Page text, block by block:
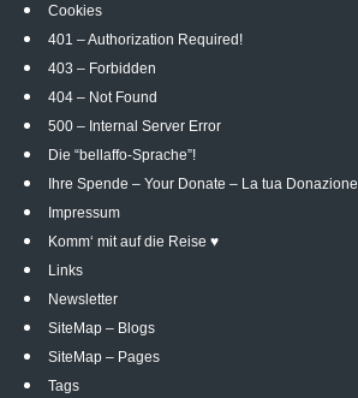
Cookies
401 – Authorization Required!
403 – Forbidden
404 – Not Found
500 – Internal Server Error
Die “bellaffo-Sprache”!
Ihre Spende – Your Donate – La tua Donazione
Impressum
Komm‘ mit auf die Reise ♥
Links
Newsletter
SiteMap – Blogs
SiteMap – Pages
Tags